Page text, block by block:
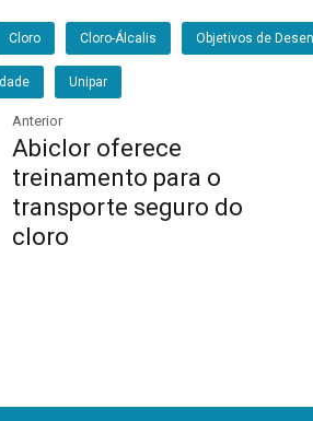
Cloro Cloro-Álcalis Objetivos de
Unipar
Anterior
Abiclor oferece
treinamento para o
transporte seguro do
cloro